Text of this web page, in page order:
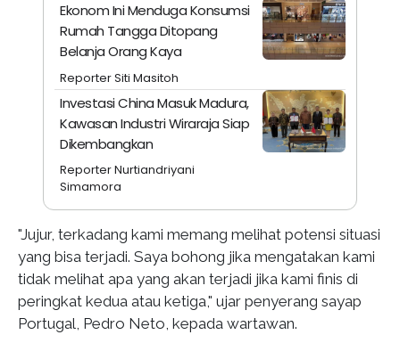
Ekonom Ini Menduga Konsumsi
Rumah Tangga Ditopang
Belanja Orang Kaya
Reporter Siti Masitoh
Investasi China Masuk Madura,
Kawasan Industri Wiraraja Siap
Dikembangkan
Reporter Nurtiandriyani
Simamora
"Jujur, terkadang kami memang melihat potensi situasi
yang bisa terjadi. Saya bohong jika mengatakan kami
tidak melihat apa yang akan terjadi jika kami finis di
peringkat kedua atau ketiga," ujar penyerang sayap
Portugal, Pedro Neto, kepada wartawan.